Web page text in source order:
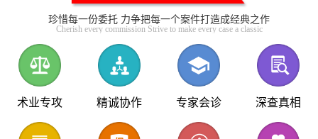
珍惜每一份委托 力争把每一个案件打造成经典之作
Cherish every commission Strive to make every case a classic
术业专攻 精诚协作 专家会诊 深查真相